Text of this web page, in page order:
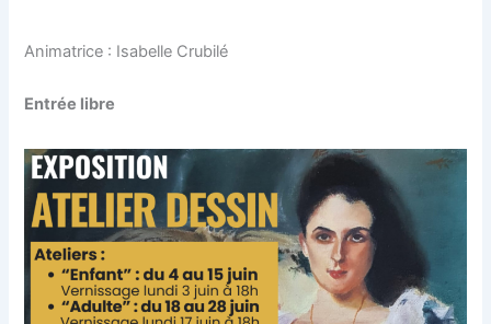
Animatrice : Isabelle Crubilé
Entrée libre